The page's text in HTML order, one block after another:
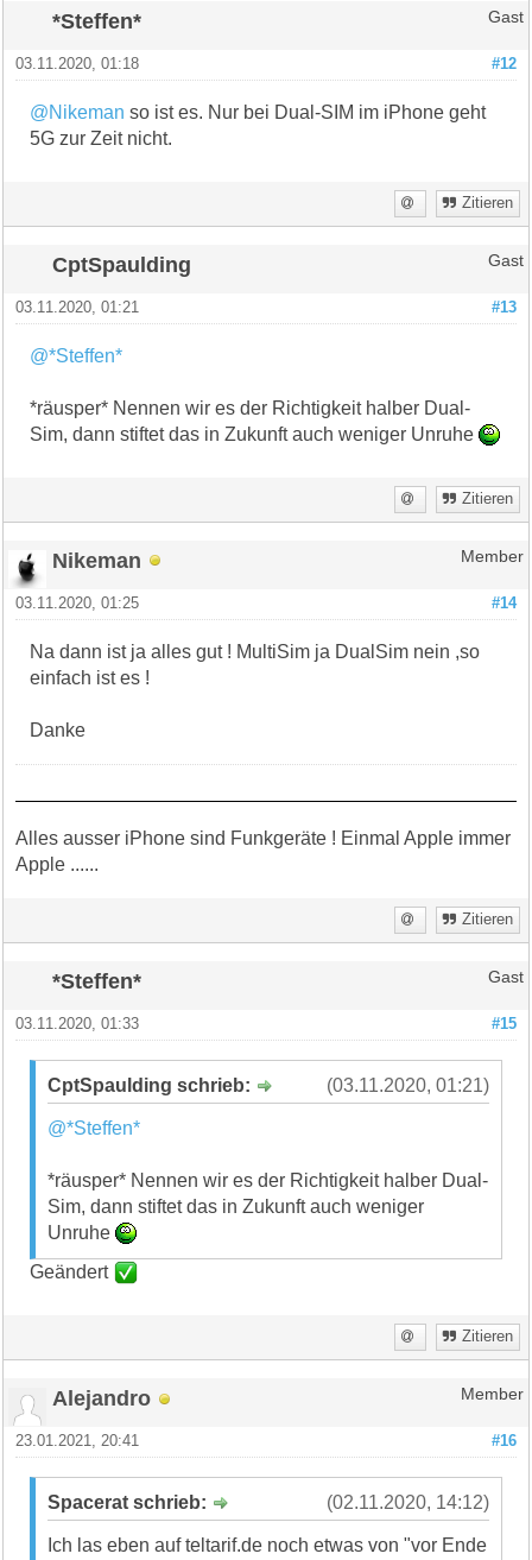
*Steffen* Gast
#12
03.11.2020, 01:18
@Nikeman so ist es. Nur bei Dual-SIM im iPhone geht
5G zur Zeit nicht.
Zitieren
CptSpaulding Gast
#13
03.11.2020, 01:21
@*Steffen*
*räusper* Nennen wir es der Richtigkeit halber Dual-
Sim, dann stiftet das in Zukunft auch weniger Unruhe
Zitieren
Nikeman Member
#14
03.11.2020, 01:25
Na dann ist ja alles gut ! MultiSim ja DualSim nein ,so
einfach ist es !
Danke
Alles ausser iPhone sind Funkgeräte ! Einmal Apple immer
Apple ......
Zitieren
*Steffen* Gast
#15
03.11.2020, 01:33
(03.11.2020, 01:21)
CptSpaulding schrieb:
@*Steffen*
*räusper* Nennen wir es der Richtigkeit halber Dual-
Sim, dann stiftet das in Zukunft auch weniger
Unruhe
Geändert
Zitieren
Alejandro Member
#16
23.01.2021, 20:41
(02.11.2020, 14:12)
Spacerat schrieb:
Ich las eben auf teltarif.de noch etwas von "vor Ende